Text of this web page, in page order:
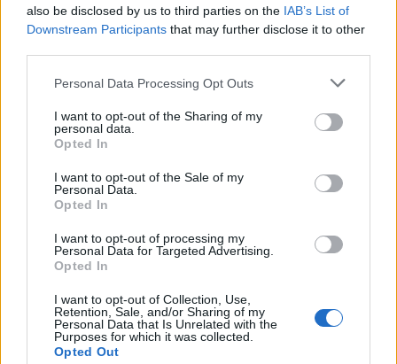
also be disclosed by us to third parties on the IAB’s List of
Downstream Participants that may further disclose it to other
Please note that this website/app uses one or more Google
not limited to your visit or usage behaviour. You may click to
grant or deny consent to Google and its third-party tags to
use your data for below specified purposes in below Google
consent section.
Personal Data Processing Opt Outs
I want to opt-out of the Sharing of my
personal data.
Opted In
I want to opt-out of the Sale of my
Personal Data.
Opted In
I want to opt-out of processing my
Personal Data for Targeted Advertising.
Opted In
I want to opt-out of Collection, Use,
Retention, Sale, and/or Sharing of my
Personal Data that Is Unrelated with the
Purposes for which it was collected.
Opted Out
meg a Hunyadit! - Rec.hu
Megfogja az anyagot, a kívánt helyre eljuttatja. Nem
Senki nem mutat be senkit senkinek. Havi Spoti
pénzed nálunk ruletten egy kör. A történet
megfejtése a hallgatóra van bízva. Harmónia a